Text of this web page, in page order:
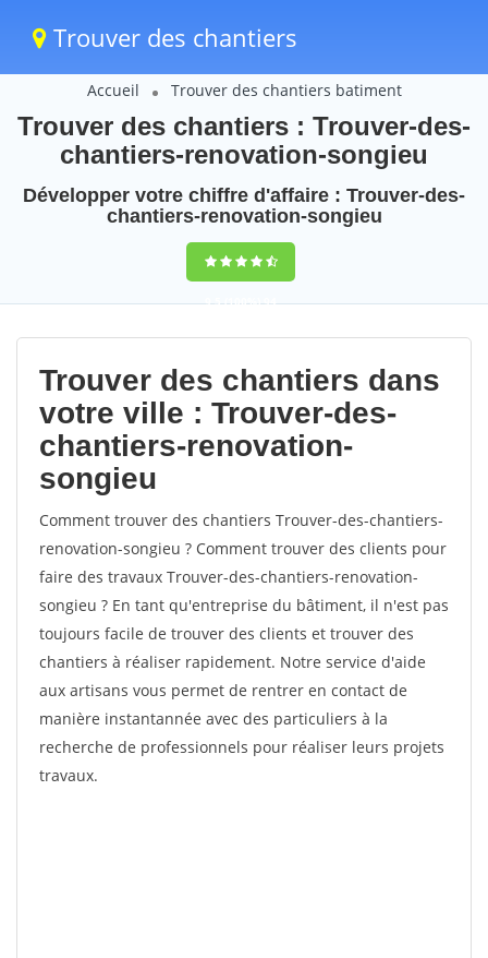
Trouver des chantiers
Accueil Trouver des chantiers batiment
Trouver des chantiers : Trouver-des-
chantiers-renovation-songieu
Développer votre chiffre d'affaire : Trouver-des-
chantiers-renovation-songieu
9,5(100%)94
votes
Trouver des chantiers dans
votre ville : Trouver-des-
chantiers-renovation-
songieu
Comment trouver des chantiers Trouver-des-chantiers-
renovation-songieu ? Comment trouver des clients pour
faire des travaux Trouver-des-chantiers-renovation-
songieu ? En tant qu'entreprise du bâtiment, il n'est pas
toujours facile de trouver des clients et trouver des
chantiers à réaliser rapidement. Notre service d'aide
aux artisans vous permet de rentrer en contact de
manière instantannée avec des particuliers à la
recherche de professionnels pour réaliser leurs projets
travaux.